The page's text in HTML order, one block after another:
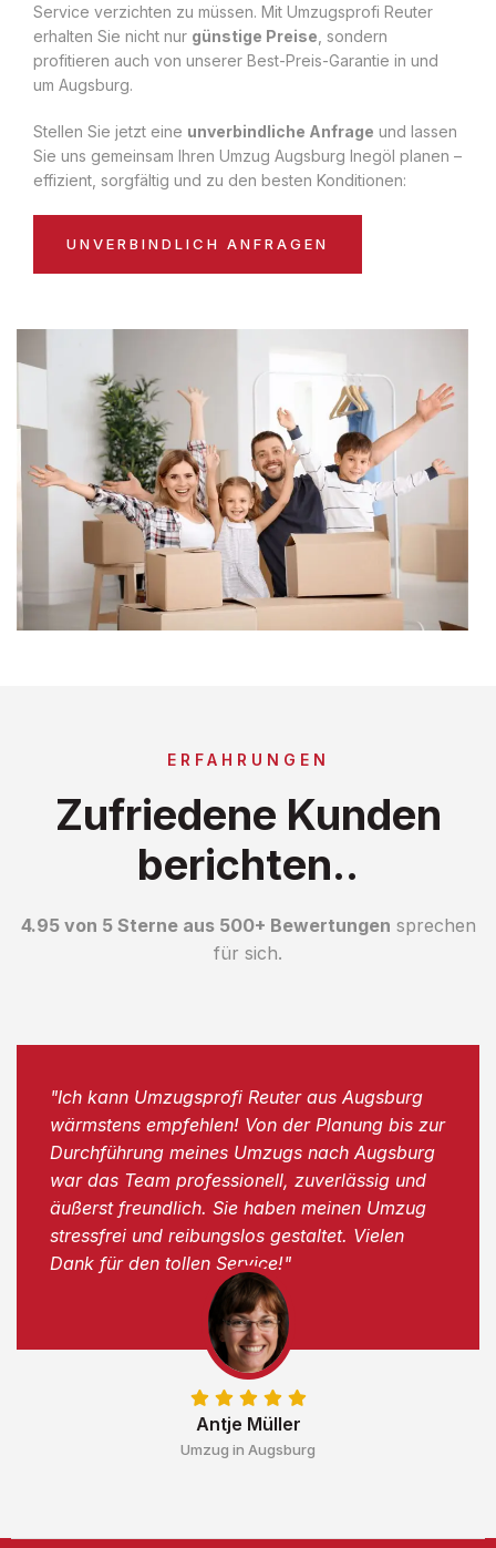
Service verzichten zu müssen. Mit Umzugsprofi Reuter
erhalten Sie nicht nur günstige Preise , sondern
profitieren auch von unserer Best-Preis-Garantie in und
um Augsburg.
Stellen Sie jetzt eine unverbindliche Anfrage und lassen
Sie uns gemeinsam Ihren Umzug Augsburg Inegöl planen –
effizient, sorgfältig und zu den besten Konditionen:
UNVERBINDLICH ANFRAGEN
ERFAHRUNGEN
Zufriedene Kunden
berichten..
4.95 von 5 Sterne aus 500+ Bewertungen sprechen
für sich.
Antje Müller
Umzug in Augsburg
"Ich kann Umzugsprofi Reuter aus Augsburg
wärmstens empfehlen! Von der Planung bis zur
Durchführung meines Umzugs nach Augsburg
war das Team professionell, zuverlässig und
äußerst freundlich. Sie haben meinen Umzug
stressfrei und reibungslos gestaltet. Vielen
Dank für den tollen Service!"